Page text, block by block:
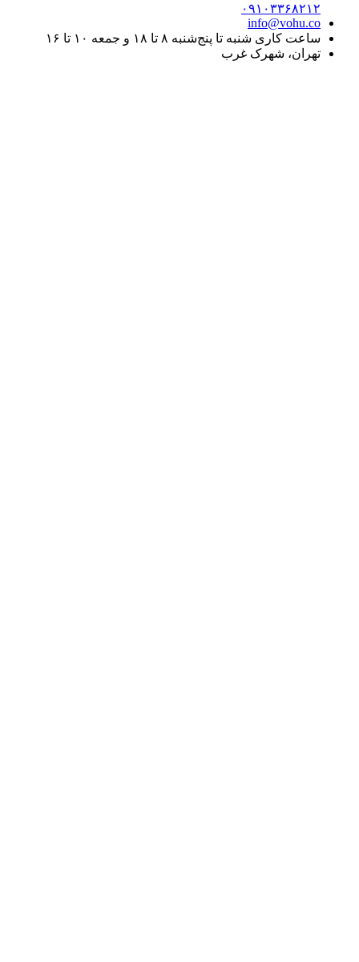
۰۹۱۰۳۳۶۸۲۱۲
info@vohu.co
ساعت کاری شنبه تا پنج‌شنبه ۸ تا ۱۸ و جمعه ۱۰ تا ۱۶
تهران، شهرک غرب